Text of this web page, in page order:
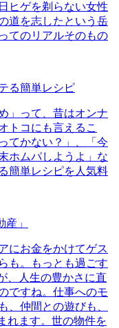
ヒゲを剃らない女性
道を志したという岳
てのリアルそのもの
る簡単レシピ
」って、昔はオンナ
トコにも言えるこ
てかない？」、「今
ホムパしようよ」な
簡単レシピを人気料
」
にお金をかけてゲス
も。もっとも過ごす
、人生の豊かさに直
ですね。仕事へのモ
、仲間との遊びも、
れます。世の物件を